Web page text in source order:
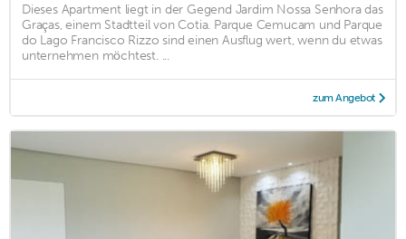
Dieses Apartment liegt in der Gegend Jardim Nossa Senhora das
Graças, einem Stadtteil von Cotia. Parque Cemucam und Parque
do Lago Francisco Rizzo sind einen Ausflug wert, wenn du etwas
unternehmen möchtest. ...
zum Angebot